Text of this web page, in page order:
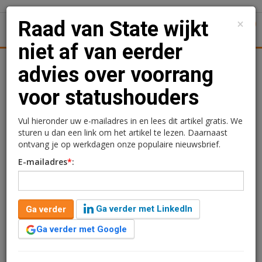
Nieuws Uitgelicht
Raad van State wijkt niet
af van eerder advies over
voorrang voor
statushouders
Redactie
29 juni 2026 om 11:52
één maand geleden aangepast
2 minuten leestijd
De Afdeling advisering van de Raad van State heeft op
×
Raad van State wijkt
niet af van eerder
advies over voorrang
voor statushouders
Vul hieronder uw e-mailadres in en lees dit artikel gratis. We
sturen u dan een link om het artikel te lezen. Daarnaast
ontvang je op werkdagen onze populaire nieuwsbrief.
E-mailadres*:
Ga verder
Ga verder met LinkedIn
Ga verder met Google